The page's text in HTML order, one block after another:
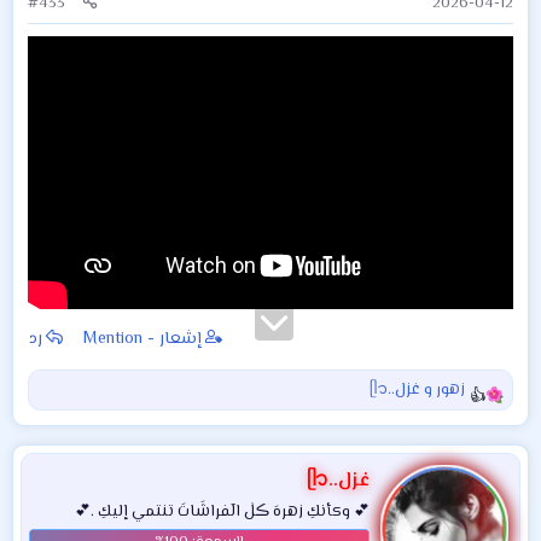
إشعار - Mention رد
ا
ل
ت
ف
ا
ع
زهور و غزل..ᥫ᭡
غزل..ᥫ᭡
💕 وكأنكِ زهرهَ ڪلٰ الٓفراشَاتَ تنتمي إليكِ .💕